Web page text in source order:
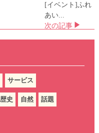
[イベント]ふれ
あい...
次の記事
サービス
歴史 自然 話題